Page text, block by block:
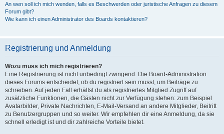
An wen soll ich mich wenden, falls es Beschwerden oder juristische Anfragen zu diesem
Forum gibt?
Wie kann ich einen Administrator des Boards kontaktieren?
Registrierung und Anmeldung
Wozu muss ich mich registrieren?
Eine Registrierung ist nicht unbedingt zwingend. Die Board-Administration
dieses Forums entscheidet, ob du registriert sein musst, um Beiträge zu
schreiben. Auf jeden Fall erhältst du als registriertes Mitglied Zugriff auf
zusätzliche Funktionen, die Gästen nicht zur Verfügung stehen: zum Beispiel
Avatarbilder, Private Nachrichten, E-Mail-Versand an andere Mitglieder, Beitritt
zu Benutzergruppen und so weiter. Wir empfehlen dir eine Anmeldung, da sie
schnell erledigt ist und dir zahlreiche Vorteile bietet.